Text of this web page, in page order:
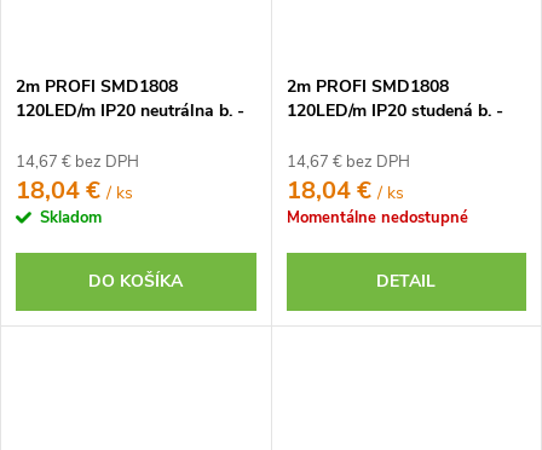
2m PROFI SMD1808
120LED/m IP20 neutrálna b. -
14,67 € bez DPH
18,04 €/ ks
Skladom
DO KOŠÍKA
2m PROFI SMD1808
120LED/m IP20 studená b. -
14,67 € bez DPH
18,04 €/ ks
Momentálne nedostupné
DETAIL